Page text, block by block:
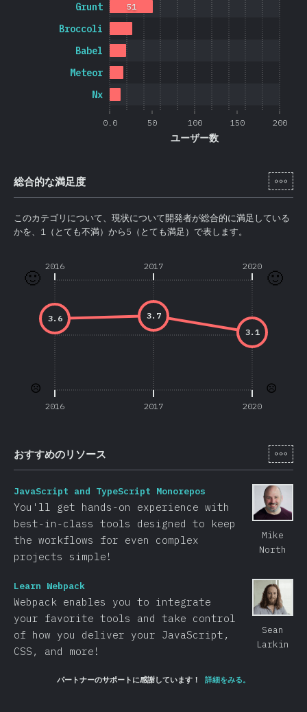
0.0 50 100 150 200
ユーザー数
Nx
Meteor
Babel
Broccoli
Grunt 51
総合的な満足度 [ja-
このカテゴリについて、現状について開発者が総合的に満足している
かを、1（とても不満）から5（とても満足）で表します。
2016 2017 2020
☹️
🙂
2016 2017 2020
☹️
🙂
3.1
3.7
3.6
おすすめのリソース [ja-
Mike
North
JavaScript and TypeScript Monorepos
You'll get hands-on experience with
best-in-class tools designed to keep
the workflows for even complex
projects simple!
Sean
Larkin
Learn Webpack
Webpack enables you to integrate
your favorite tools and take control
of how you deliver your JavaScript,
CSS, and more!​
パートナーのサポートに感謝しています！ 詳細をみる。